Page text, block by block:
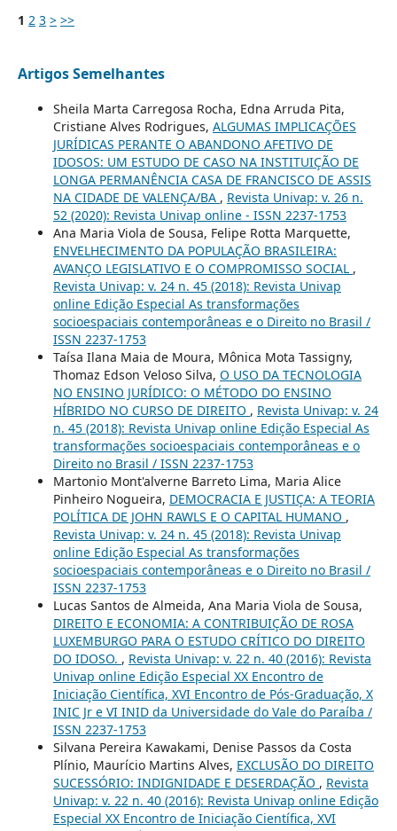
1 2 3 > >>
Artigos Semelhantes
Sheila Marta Carregosa Rocha, Edna Arruda Pita,
Cristiane Alves Rodrigues, ALGUMAS IMPLICAÇÕES
JURÍDICAS PERANTE O ABANDONO AFETIVO DE
IDOSOS: UM ESTUDO DE CASO NA INSTITUIÇÃO DE
LONGA PERMANÊNCIA CASA DE FRANCISCO DE ASSIS
NA CIDADE DE VALENÇA/BA , Revista Univap: v. 26 n.
52 (2020): Revista Univap online - ISSN 2237-1753
Ana Maria Viola de Sousa, Felipe Rotta Marquette,
ENVELHECIMENTO DA POPULAÇÃO BRASILEIRA:
AVANÇO LEGISLATIVO E O COMPROMISSO SOCIAL ,
Revista Univap: v. 24 n. 45 (2018): Revista Univap
online Edição Especial As transformações
socioespaciais contemporâneas e o Direito no Brasil /
ISSN 2237-1753
Taísa Ilana Maia de Moura, Mônica Mota Tassigny,
Thomaz Edson Veloso Silva, O USO DA TECNOLOGIA
NO ENSINO JURÍDICO: O MÉTODO DO ENSINO
HÍBRIDO NO CURSO DE DIREITO , Revista Univap: v. 24
n. 45 (2018): Revista Univap online Edição Especial As
transformações socioespaciais contemporâneas e o
Direito no Brasil / ISSN 2237-1753
Martonio Mont'alverne Barreto Lima, Maria Alice
Pinheiro Nogueira, DEMOCRACIA E JUSTIÇA: A TEORIA
POLÍTICA DE JOHN RAWLS E O CAPITAL HUMANO ,
Revista Univap: v. 24 n. 45 (2018): Revista Univap
online Edição Especial As transformações
socioespaciais contemporâneas e o Direito no Brasil /
ISSN 2237-1753
Lucas Santos de Almeida, Ana Maria Viola de Sousa,
DIREITO E ECONOMIA: A CONTRIBUIÇÃO DE ROSA
LUXEMBURGO PARA O ESTUDO CRÍTICO DO DIREITO
DO IDOSO. , Revista Univap: v. 22 n. 40 (2016): Revista
Univap online Edição Especial XX Encontro de
Iniciação Científica, XVI Encontro de Pós-Graduação, X
INIC Jr e VI INID da Universidade do Vale do Paraíba /
ISSN 2237-1753
Silvana Pereira Kawakami, Denise Passos da Costa
Plínio, Maurício Martins Alves, EXCLUSÃO DO DIREITO
SUCESSÓRIO: INDIGNIDADE E DESERDAÇÃO , Revista
Univap: v. 22 n. 40 (2016): Revista Univap online Edição
Especial XX Encontro de Iniciação Científica, XVI